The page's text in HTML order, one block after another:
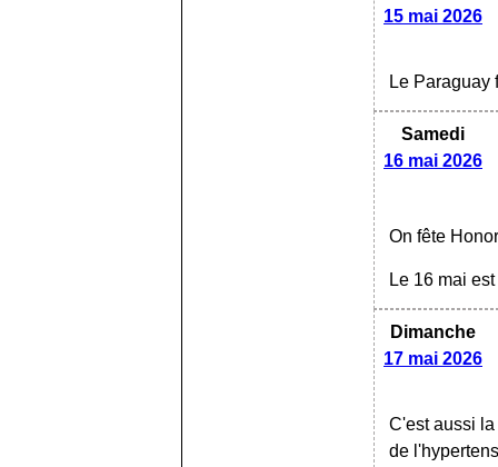
15 mai 2026
Le Paraguay
Samedi
16 mai 2026
On fête
Le 16 mai
Dimanche
17 mai 2026
C'est aussi
de